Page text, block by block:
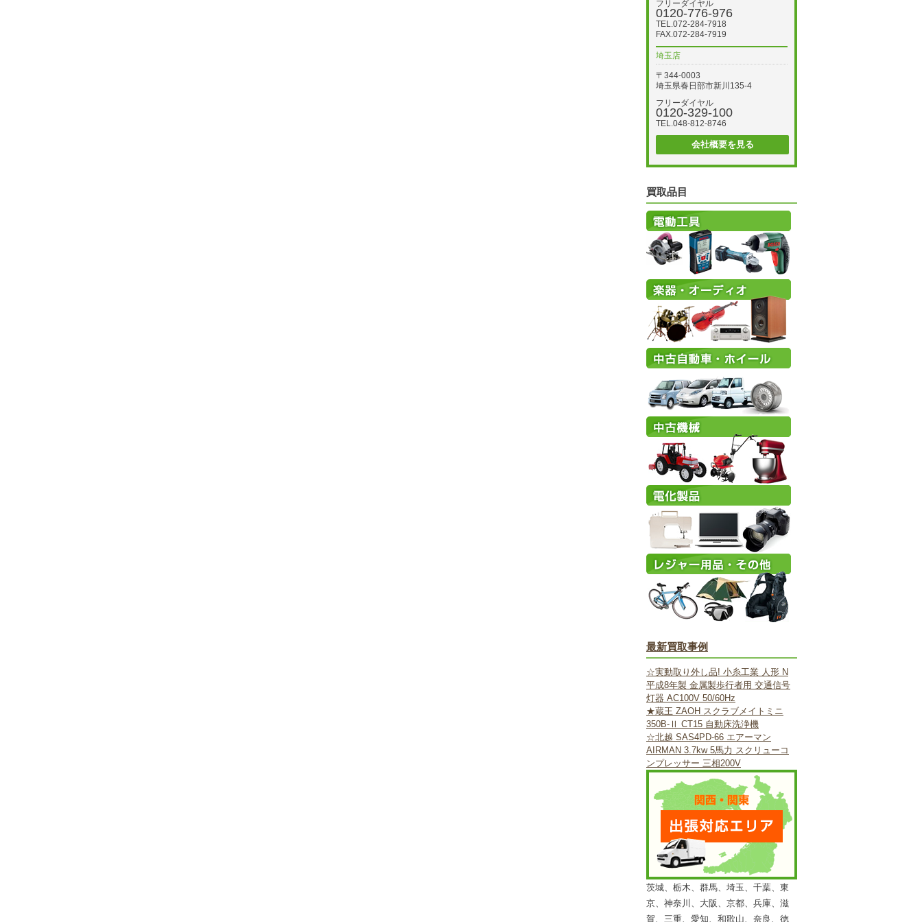
フリーダイヤル
0120-776-976
TEL.072-284-7918
FAX.072-284-7919
埼玉店
〒344-0003
埼玉県春日部市新川135-4
フリーダイヤル
0120-329-100
TEL.048-812-8746
会社概要を見る
買取品目
最新買取事例
☆実動取り外し品! 小糸工業 人形 N
平成8年製 金属製歩行者用 交通信号
灯器 AC100V 50/60Hz
★蔵王 ZAOH スクラブメイトミニ
350B-Ⅱ CT15 自動床洗浄機
☆北越 SAS4PD-66 エアーマン
AIRMAN 3.7kw 5馬力 スクリューコ
ンプレッサー 三相200V
茨城、栃木、群馬、埼玉、千葉、東
京、神奈川、大阪、京都、兵庫、滋
賀、三重、愛知、和歌山、奈良、徳